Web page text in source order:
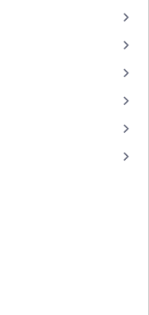
keyboard_arrow_right
keyboard_arrow_right
keyboard_arrow_right
keyboard_arrow_right
keyboard_arrow_right
keyboard_arrow_right